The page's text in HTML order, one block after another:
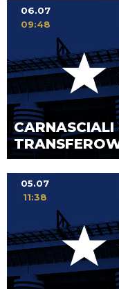
CARNASCIALI
06.07
09:48
05.07
11:38